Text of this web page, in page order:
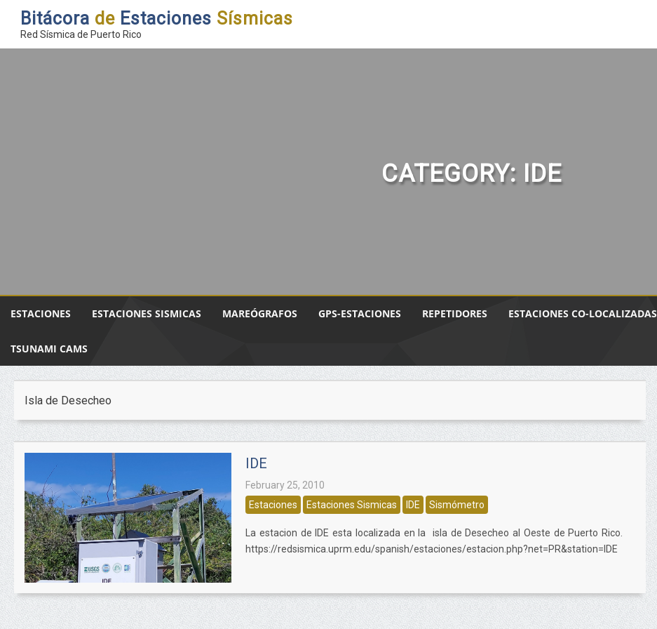
Bitácora de Estaciones Sísmicas
Red Sísmica de Puerto Rico
CATEGORY: IDE
ESTACIONES ESTACIONES SISMICAS MAREÓGRAFOS GPS-ESTACIONES REPETIDORES ESTACIONES CO-LOCALIZADAS
TSUNAMI CAMS
Isla de Desecheo
IDE
February 25, 2010
Estaciones
Estaciones Sismicas IDE Sismómetro
La estacion de IDE esta localizada en la isla de Desecheo al Oeste de Puerto Rico.
https://redsismica.uprm.edu/spanish/estaciones/estacion.php?net=PR&station=IDE